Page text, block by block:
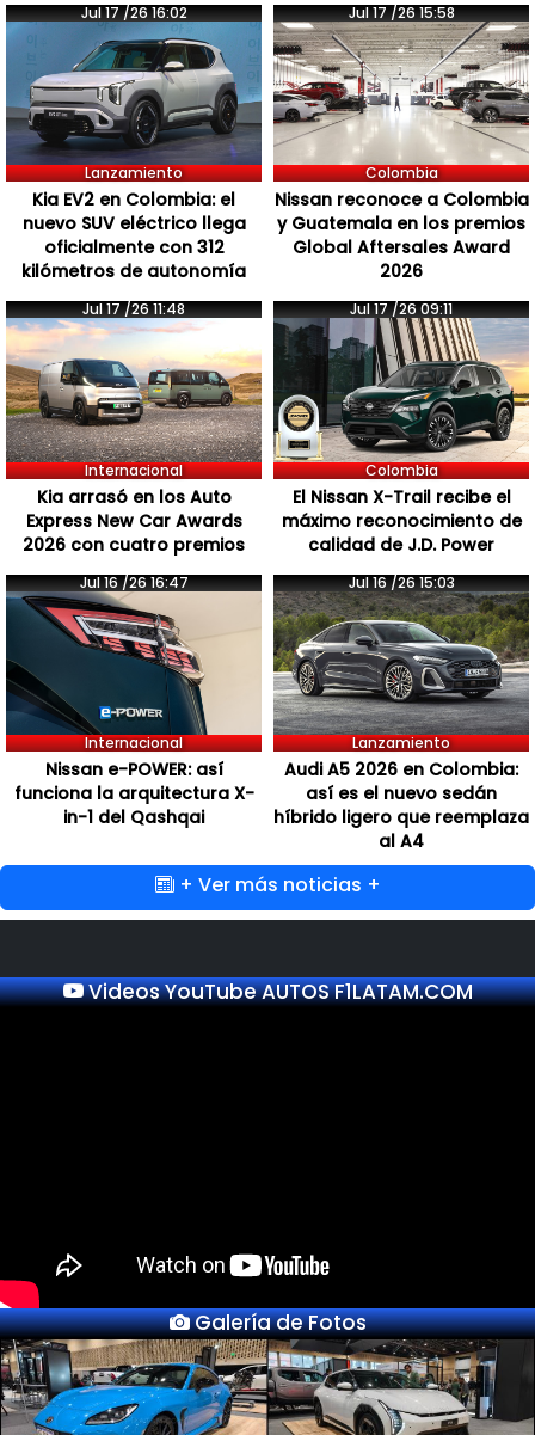
Jul 17 /26 16:02
Lanzamiento
Kia EV2 en Colombia: el
nuevo SUV eléctrico llega
oficialmente con 312
kilómetros de autonomía
Jul 17 /26 15:58
Colombia
Nissan reconoce a Colombia
y Guatemala en los premios
Global Aftersales Award
2026
Jul 17 /26 11:48
Internacional
Kia arrasó en los Auto
Express New Car Awards
2026 con cuatro premios
Jul 17 /26 09:11
Colombia
El Nissan X-Trail recibe el
máximo reconocimiento de
calidad de J.D. Power
Jul 16 /26 16:47
Internacional
Nissan e-POWER: así
funciona la arquitectura X-
in-1 del Qashqai
Jul 16 /26 15:03
Lanzamiento
Audi A5 2026 en Colombia:
así es el nuevo sedán
híbrido ligero que reemplaza
al A4
+ Ver más noticias +
Videos YouTube AUTOS F1LATAM.COM
Galería de Fotos